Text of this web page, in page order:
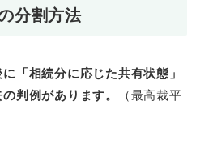
分割方法
「相続分に応じた共有状態」
判例があります。
（最高裁平